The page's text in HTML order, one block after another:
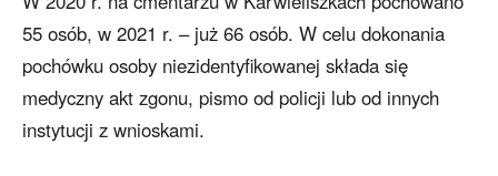
55 osób, w 2021 r. – już 66 osób. W celu dokonania
pochówku osoby niezidentyfikowanej składa się
medyczny akt zgonu, pismo od policji lub od innych
instytucji z wnioskami.